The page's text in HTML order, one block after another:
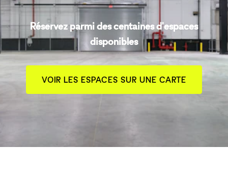
Réservez parmi des centaines d'espaces
disponibles
VOIR LES ESPACES SUR UNE CARTE